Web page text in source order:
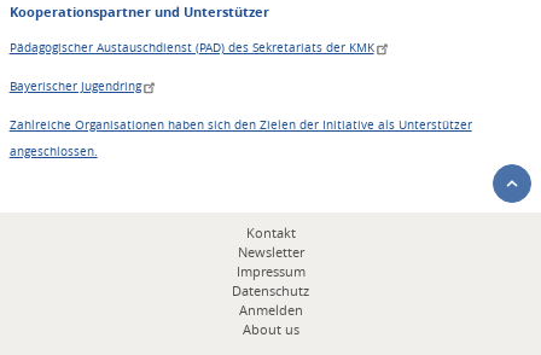
Kooperationspartner und Unterstützer
Pädagogischer Austauschdienst (PAD) des Sekretariats der KMK
Bayerischer Jugendring
Zahlreiche Organisationen haben sich den Zielen der Initiative als Unterstützer
angeschlossen.
Kontakt
Newsletter
Impressum
Datenschutz
Anmelden
About us